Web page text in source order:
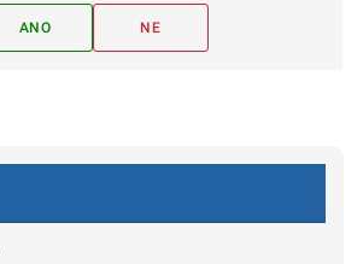
ANO NE